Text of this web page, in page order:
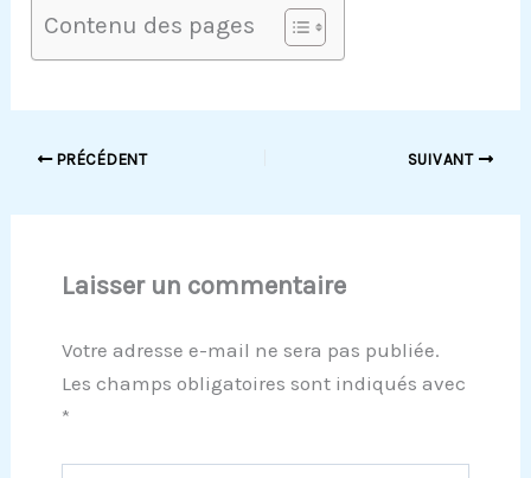
Contenu des pages
PRÉCÉDENT SUIVANT
Laisser un commentaire
Votre adresse e-mail ne sera pas publiée.
Les champs obligatoires sont indiqués avec
*